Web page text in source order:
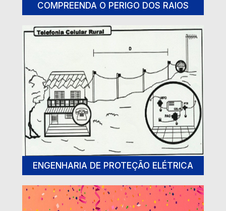
COMPREENDA O PERIGO DOS RAIOS
ENGENHARIA DE PROTEÇÃO ELÉTRICA